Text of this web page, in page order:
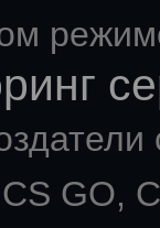
GO,